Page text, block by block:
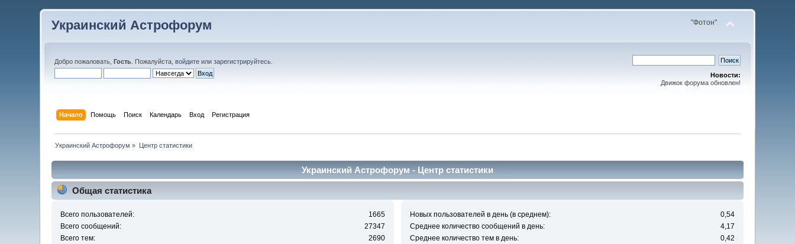
Украинский Астрофорум "Фотон"
Добро пожаловать,Гость . Пожалуйста,войдите илизарегистрируйтесь
Новости:
Движок форума обновлен!
Начало Помощь Поиск Календарь Вход Регистрация
Украинский Астрофорум » Центр статистики
Украинский Астрофорум - Центр статистики
Общая статистика
Всего пользователей:
1665
Всего сообщений:
27347
Всего тем:
2690
Новых пользователей в день (в среднем):
0,54
Среднее количество сообщений в день:
4,17
Среднее количество тем в день:
0,42